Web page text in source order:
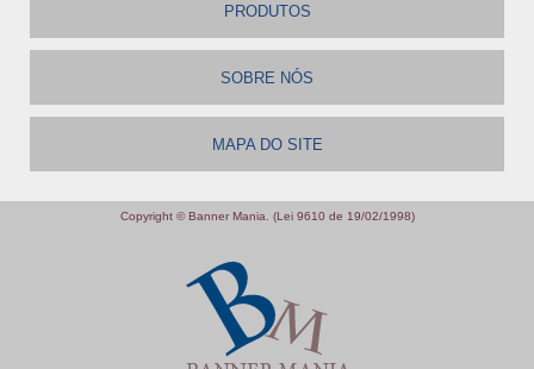
PRODUTOS
SOBRE NÓS
MAPA DO SITE
Copyright © Banner Mania. (Lei 9610 de 19/02/1998)